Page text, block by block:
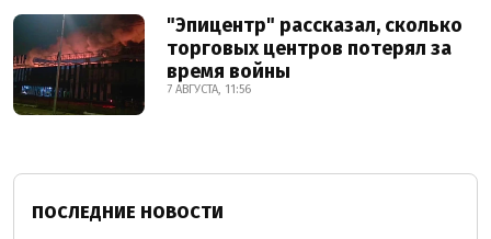
"Эпицентр" рассказал, сколько
торговых центров потерял за
время войны
7 АВГУСТА, 11:56
ПОСЛЕДНИЕ НОВОСТИ